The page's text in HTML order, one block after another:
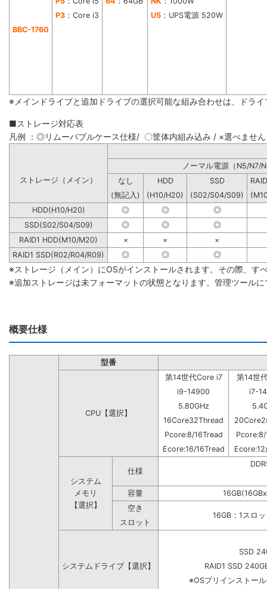
BBC-1760
P3 ：Core i3 U5 ：UPS電源 520W
※メインドライブと追加ドライブの選択可能な組み合わせは、ドラ
■ストレージ対応表
凡例 ：◎リムーバブルケース仕様/ 〇筐体内組み込み / ×選べません
ノーマル電源（N5/N7/
ストレージ（メイン）
なし HDD SSD
(無記入)
(H10/H20) (S02/S04/S09)
HDD(H10/H20)
◎ ◎
◎
SSD(S02/S04/S09)
◎ ◎
◎
RAID1 HDD(M10/M20)
× ×
×
RAID1 SSD(R02/R04/R09)
◎ ◎ ◎
※ストレージ（メイン）にOSがインストールされます。その際、す
※追加ストレージは未フォーマットの状態となります。管理ツール
概要仕様
型番
CPU【選択】
第14世代Core i7
第14世
i9-14900
i7-
5.80GHz
16Core32Thread
Pcore:8/16Tread
Ecore:16/16Tread
システム
メモリ
【選択】
仕様
容量
空き
16GB：1スロ
スロット
システムドライブ【選択】
SSD
RAID1 SSD
※OSプリインストー